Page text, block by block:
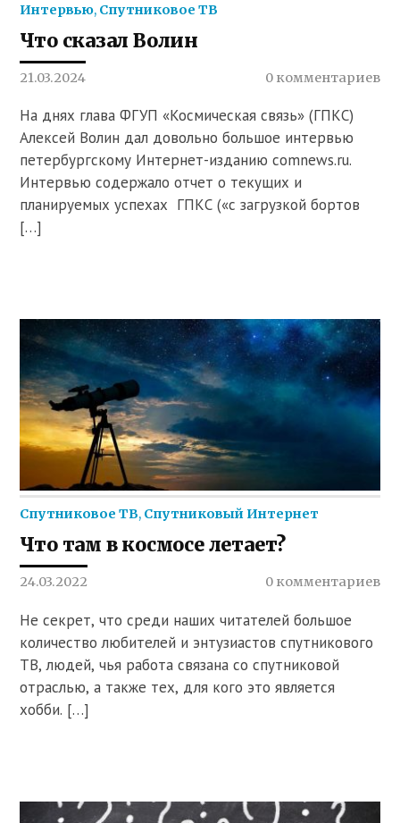
Интервью, Спутниковое ТВ
Что сказал Волин
21.03.2024 0 комментариев
На днях глава ФГУП «Космическая связь» (ГПКС)
Алексей Волин дал довольно большое интервью
петербургскому Интернет-изданию comnews.ru.
Интервью содержало отчет о текущих и
планируемых успехах ГПКС («с загрузкой бортов
[…]
Спутниковое ТВ, Спутниковый Интернет
Что там в космосе летает?
24.03.2022 0 комментариев
Не секрет, что среди наших читателей большое
количество любителей и энтузиастов спутникового
ТВ, людей, чья работа связана со спутниковой
отраслью, а также тех, для кого это является
хобби. […]